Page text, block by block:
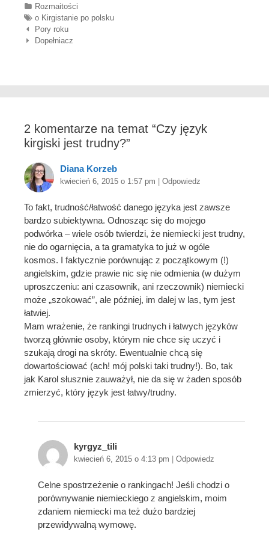
Categories
Rozmaitości
Tags
o Kirgistanie po polsku
Nawigacja wpisów
Pory roku
Dopełniacz
2 komentarze na temat “Czy język
kirgiski jest trudny?”
Diana Korzeb
kwiecień 6, 2015 o 1:57 pm Odpowiedz
To fakt, trudność/łatwość danego języka jest zawsze
bardzo subiektywna. Odnosząc się do mojego
podwórka – wiele osób twierdzi, że niemiecki jest trudny,
nie do ogarnięcia, a ta gramatyka to już w ogóle
kosmos. I faktycznie porównując z początkowym (!)
angielskim, gdzie prawie nic się nie odmienia (w dużym
uproszczeniu: ani czasownik, ani rzeczownik) niemiecki
może „szokować”, ale później, im dalej w las, tym jest
łatwiej.
Mam wrażenie, że rankingi trudnych i łatwych języków
tworzą głównie osoby, którym nie chce się uczyć i
szukają drogi na skróty. Ewentualnie chcą się
dowartościować (ach! mój polski taki trudny!). Bo, tak
jak Karol słusznie zauważył, nie da się w żaden sposób
zmierzyć, który język jest łatwy/trudny.
kyrgyz_tili
kwiecień 6, 2015 o 4:13 pm Odpowiedz
Celne spostrzeżenie o rankingach! Jeśli chodzi o
porównywanie niemieckiego z angielskim, moim
zdaniem niemiecki ma też dużo bardziej
przewidywalną wymowę.